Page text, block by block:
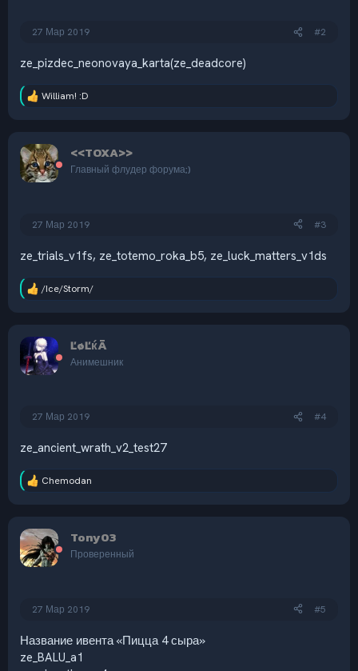
27 Мар 2019 #2
ze_pizdec_neonovaya_karta(ze_deadcore)
Р
ц
и
и
William! :D
<<TOXA>>
Главный флудер форума;)
27 Мар 2019 #3
ze_trials_v1fs, ze_totemo_roka_b5, ze_luck_matters_v1ds
Р
ц
и
и
/Ice/Storm/
ĽøĽќÃ
Анимешник
27 Мар 2019 #4
ze_ancient_wrath_v2_test27
Р
ц
и
и
Chemodan
Tony03
Проверенный
27 Мар 2019 #5
Название ивента «Пицца 4 сыра»
ze_BALU_a1